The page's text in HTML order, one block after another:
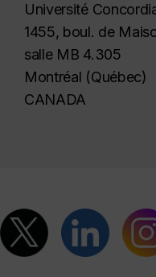
Université
1455, boul. de
salle MB 4.305
Montréal (Québec)
CANADA